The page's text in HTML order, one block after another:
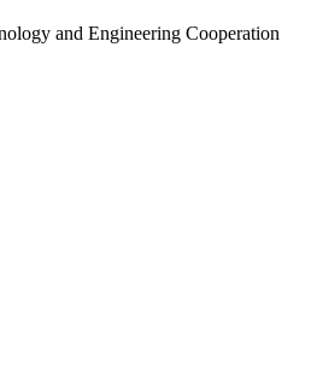
and Engineering Cooperation